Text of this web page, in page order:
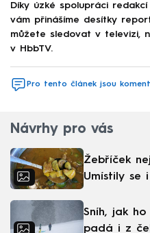
Díky úzké spolupráci
vám přinášíme desítky
můžete sledovat v televizi,
v HbbTV.
Pro tento článek jsou
Návrhy pro vás
Žebříček
Umístily se
Sníh, jak
padá i z